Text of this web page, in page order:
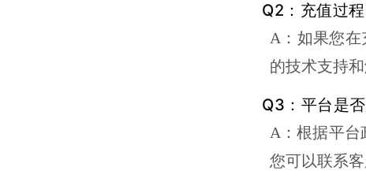
Q2：充值过
A：如果您
的技术支持
Q3：平台是
A：根据平台
您可以联系